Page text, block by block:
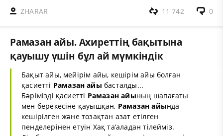
ZHARAR 0
11 742
Рамазан айы. Ахиреттің бақытына
қауышу үшін бұл ай мүмкіндік
Бақыт айы, мейірім айы, кешірім айы болған
қасиетті Рамазан айы басталды...
Бәрімізді қасиетті Рамазан айының шапағаты
мен берекесіне қауышқан, Рамазан айында
кешірілген және тозақтан азат етілген
пенделерінен етуін Хақ та’аладан тілейміз.